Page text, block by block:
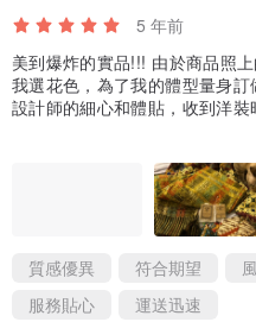
5 年前
美到爆炸的實品!!! 由於商品照
我選花色，為了我的體型量身
設計師的細心和體貼，收到洋
質感優異 符合期望
服務貼心
運送迅速